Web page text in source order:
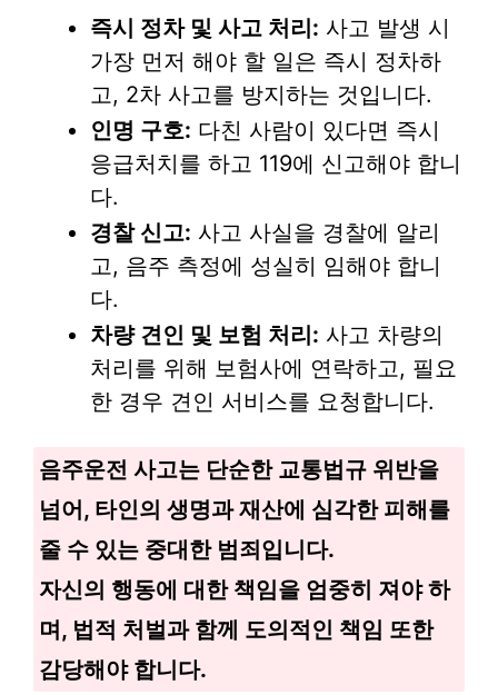
즉시 정차 및 사고 처리: 사고 발생 시
가장 먼저 해야 할 일은 즉시 정차하
고, 2차 사고를 방지하는 것입니다.
인명 구호: 다친 사람이 있다면 즉시
응급처치를 하고 119에 신고해야 합니
다.
경찰 신고: 사고 사실을 경찰에 알리
고, 음주 측정에 성실히 임해야 합니
다.
차량 견인 및 보험 처리: 사고 차량의
처리를 위해 보험사에 연락하고, 필요
한 경우 견인 서비스를 요청합니다.
음주운전 사고는 단순한 교통법규 위반을
넘어, 타인의 생명과 재산에 심각한 피해를
줄 수 있는 중대한 범죄입니다.
자신의 행동에 대한 책임을 엄중히 져야 하
며, 법적 처벌과 함께 도의적인 책임 또한
감당해야 합니다.